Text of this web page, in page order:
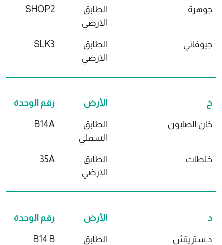
جوهرة
الطابق
الارضي
SHOP2
جيوفاني
الطابق
الارضي
SLK3
خ الأرض رقم الوحدة
خان الصابون
الطابق
السفلي
B14A
خلطات
الطابق
الارضي
35A
د الأرض رقم الوحدة
د.ستريتش
الطابق
B14 B